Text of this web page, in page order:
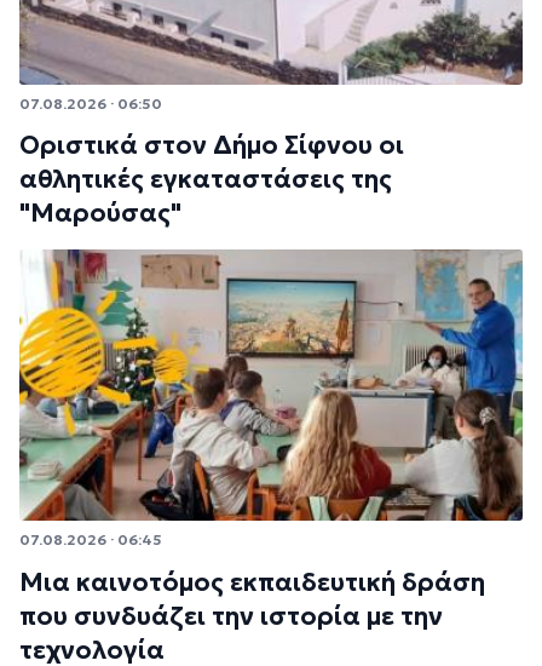
07.08.2026 · 06:50
Οριστικά στον Δήμο Σίφνου οι
αθλητικές εγκαταστάσεις της
"Μαρούσας"
07.08.2026 · 06:45
Μια καινοτόμος εκπαιδευτική δράση
που συνδυάζει την ιστορία με την
τεχνολογία